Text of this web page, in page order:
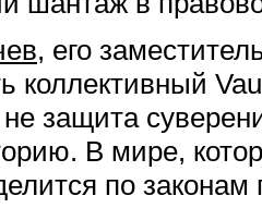
, его
коллективный
защита
В мире,
по законам